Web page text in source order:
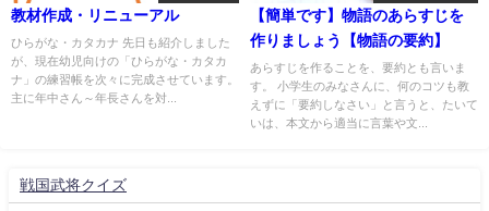
教材作成・リニューアル
ひらがな・カタカナ 先日も紹介しました
が、現在幼児向けの「ひらがな・カタカ
ナ」の練習帳を次々に完成させています。
主に年中さん～年長さんを対...
【簡単です】物語のあらすじを
作りましょう【物語の要約】
あらすじを作ることを、要約とも言いま
す。 小学生のみなさんに、何のコツも教
えずに「要約しなさい」と言うと、たいて
いは、本文から適当に言葉や文...
戦国武将クイズ